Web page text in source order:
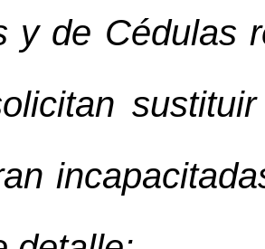
y de Cédulas